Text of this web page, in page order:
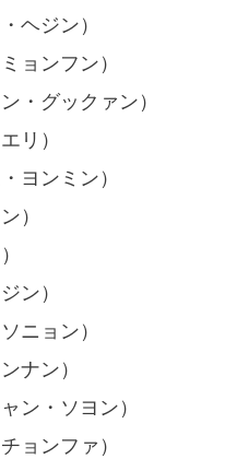
ヘジン）
ョンフン）
・グックァン）
リ）
ヨンミン）
）
ン）
ニョン）
ナン）
ン・ソヨン）
ョンファ）